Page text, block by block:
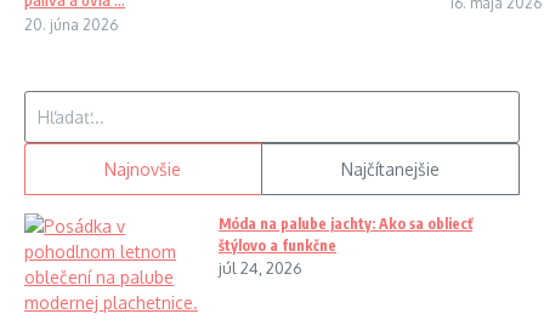
20. júna 2026
Najnovšie Najčítanejšie
Móda na palube jachty: Ako sa obliecť
štýlovo a funkčne
júl 24, 2026